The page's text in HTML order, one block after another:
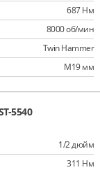
687 Нм
8000 об/мин
Twin Hammer
M19 мм
5540
1/2 дюйм
311 Нм